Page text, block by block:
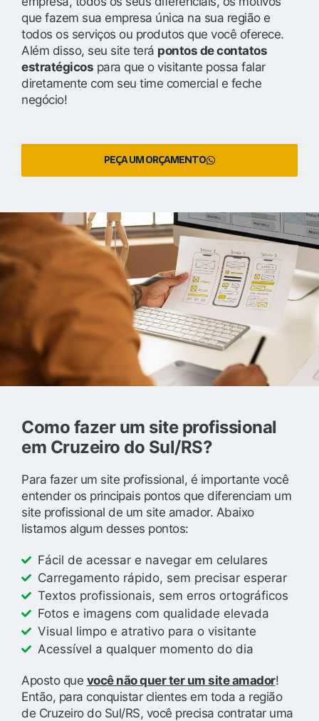
que fazem sua empresa única na sua região e
todos os serviços ou produtos que você oferece.
Além disso, seu site terá pontos de contatos
estratégicos para que o visitante possa falar
diretamente com seu time comercial e feche
negócio!
PEÇA UM ORÇAMENTO
Como fazer um site profissional
em Cruzeiro do Sul/RS?
Para fazer um site profissional, é importante você
entender os principais pontos que diferenciam um
site profissional de um site amador. Abaixo
listamos algum desses pontos:
Fácil de acessar e navegar em celulares
Carregamento rápido, sem precisar esperar
Textos profissionais, sem erros ortográficos
Fotos e imagens com qualidade elevada
Visual limpo e atrativo para o visitante
Acessível a qualquer momento do dia
Aposto que você não quer ter um site amador!
Então, para conquistar clientes em toda a região
de Cruzeiro do Sul/RS, você precisa contratar uma